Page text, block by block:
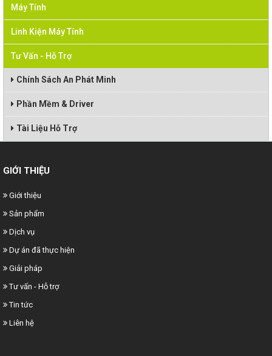
Máy Tính
Linh Kiện Máy Tính
Tư Vấn - Hỗ Trợ
Chính Sách An Phát Minh
Phần Mềm & Driver
Tài Liệu Hỗ Trợ
GIỚI THIỆU
Giới thiệu
Sản phẩm
Dịch vụ
Dự án đã thực hiện
Giải pháp
Tư vấn - Hỗ trợ
Tin tức
Liên hệ